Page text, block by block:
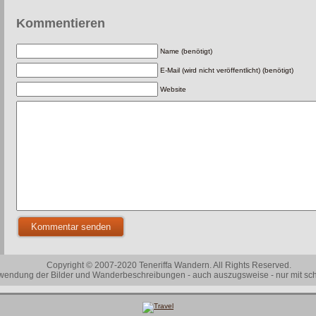
Kommentieren
Name (benötigt)
E-Mail (wird nicht veröffentlicht) (benötigt)
Website
Copyright © 2007-2020 Teneriffa Wandern. All Rights Reserved.
der Bilder und Wanderbeschreibungen - auch auszugsweise - nur mit